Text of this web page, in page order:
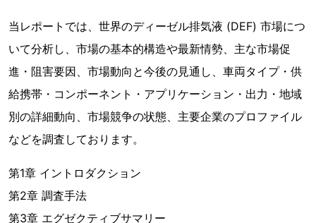
当レポートでは、世界のディーゼル排気液 (DEF) 市場につ
いて分析し、市場の基本的構造や最新情勢、主な市場促
進・阻害要因、市場動向と今後の見通し、車両タイプ・供
給携帯・コンポーネント・アプリケーション・出力・地域
別の詳細動向、市場競争の状態、主要企業のプロファイル
などを調査しております。
第1章 イントロダクション
第2章 調査手法
第3章 エグゼクティブサマリー